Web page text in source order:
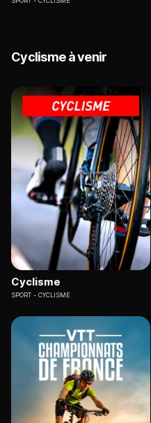
Cyclisme à venir
Cyclisme
SPORT CYCLISME